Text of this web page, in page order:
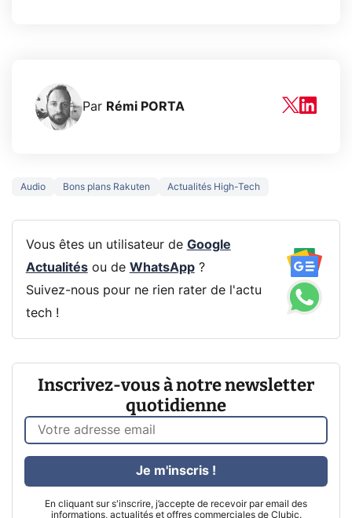
Par Rémi PORTA
Audio Bons plans Rakuten Actualités High-Tech
Vous êtes un utilisateur de Google
Actualitésou de WhatsApp?
Suivez-nous pour ne rien rater de l'actu
tech !
Inscrivez-vous à notre newsletter
quotidienne
En cliquant sur s'inscrire, j’accepte de recevoir par email des
informations, actualités et offres commerciales de Clubic.
Je m'inscris !